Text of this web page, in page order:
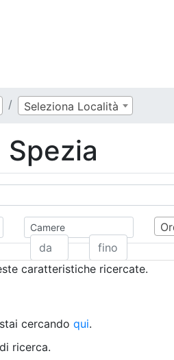
Seleziona Località
Camere
caratteristiche ricercate.
cercando qui.
ricerca.